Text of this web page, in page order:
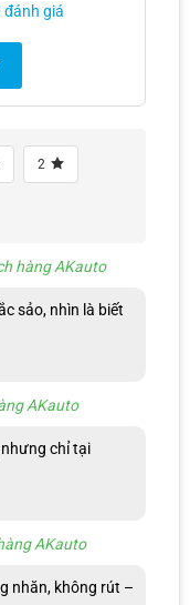
trọng, đẳng cấp
đánh giá
2
hàng AKauto
sảo, nhìn là biết
AKauto
chỉ tại
AKauto
nhăn, không rút –